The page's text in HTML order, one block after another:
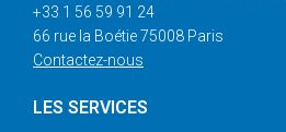
+33 1 56 59 91 24
66 rue la Boétie 75008 Paris
Contactez-nous
LES SERVICES